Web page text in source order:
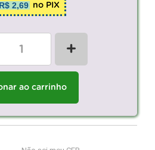
R$ 2,69 no PIX
+
ao carrinho